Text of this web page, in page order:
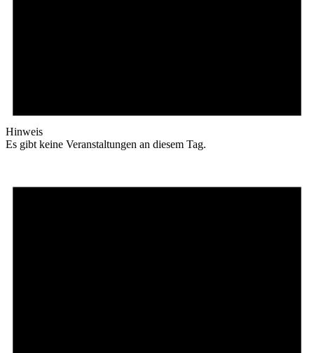
Hinweis
Es gibt keine Veranstaltungen an diesem Tag.